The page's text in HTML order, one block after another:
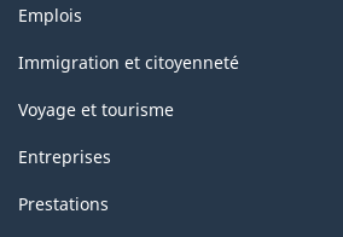
Thèmes
sujets
Emplois
Immigration et citoyenneté
Voyage et tourisme
Entreprises
Prestations